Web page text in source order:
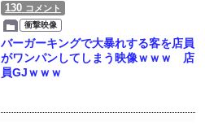
130 コメント
衝撃映像
バーガーキングで大暴れする客を店員
がワンパンしてしまう映像ｗｗｗ 店
員GJｗｗｗ